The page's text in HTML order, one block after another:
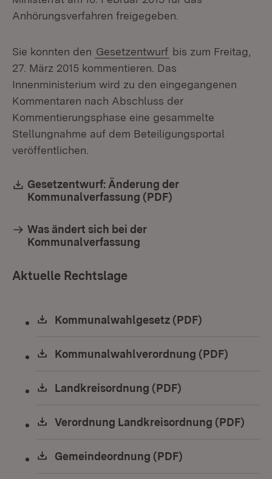
Anhörungsverfahren freigegeben.
Sie konnten den Gesetzentwurf bis zum Freitag,
27. März 2015 kommentieren. Das
Innenministerium wird zu den eingegangenen
Kommentaren nach Abschluss der
Kommentierungsphase eine gesammelte
Stellungnahme auf dem Beteiligungsportal
veröffentlichen.
Download:
Gesetzentwurf: Änderung der
Kommunalverfassung (PDF)
Was ändert sich bei der
Kommunalverfassung
Aktuelle Rechtslage
Download:
Kommunalwahlgesetz (PDF)
Download:
Kommunalwahlverordnung (PDF)
Download:
Landkreisordnung (PDF)
Download:
Verordnung Landkreisordnung (PDF)
Download:
Gemeindeordnung (PDF)